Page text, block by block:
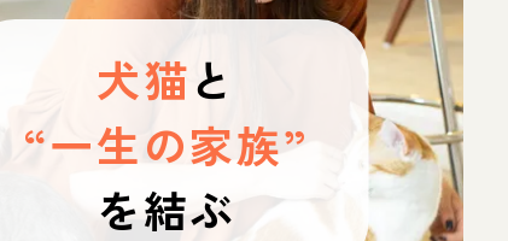
犬猫と
“一生の家族”
を結ぶ